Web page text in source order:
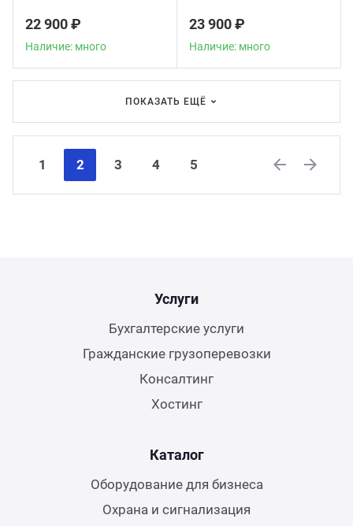
22 900 ₽
Наличие: много
23 900 ₽
Наличие: много
ПОКАЗАТЬ ЕЩЁ
1 2 3 4
5
Услуги
Бухгалтерские услуги
Гражданские грузоперевозки
Консалтинг
Хостинг
Каталог
Оборудование для бизнеса
Охрана и сигнализация